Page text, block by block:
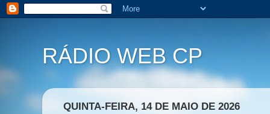
RÁDIO WEB CP
QUINTA-FEIRA, 14 DE MAIO DE 2026